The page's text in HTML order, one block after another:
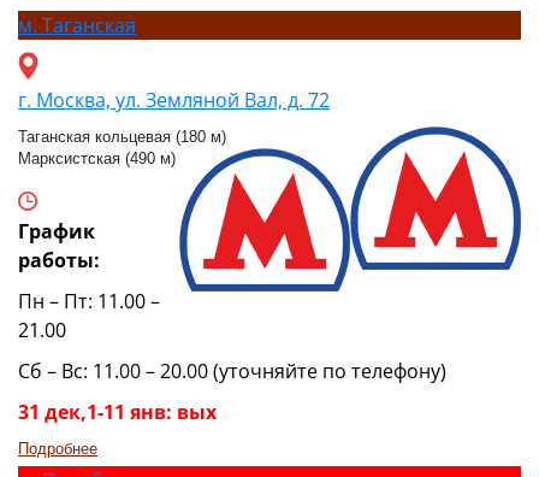
м. Таганская
г. Москва, ул. Земляной Вал, д. 72
Таганская кольцевая (180 м)
Марксистская (490 м)
График
работы:
Пн – Пт: 11.00 –
21.00
Сб – Вс: 11.00 – 20.00 (уточняйте по телефону)
31 дек,1-11 янв: вых
Подробнее